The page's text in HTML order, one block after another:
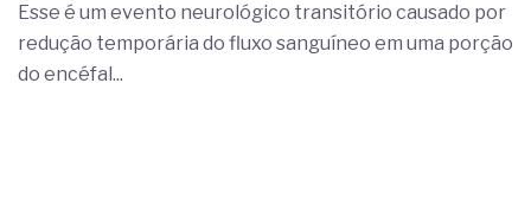
Esse é um evento neurológico transitório causado por
redução temporária do fluxo sanguíneo em uma porção
do encéfal...